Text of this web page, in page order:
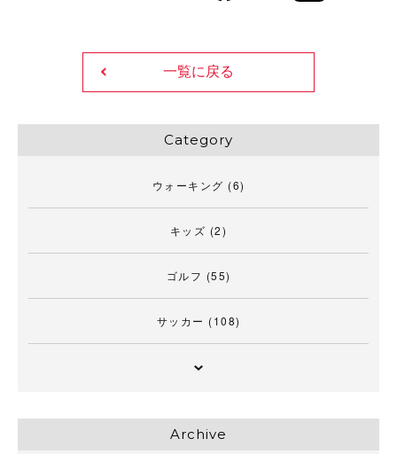
一覧に戻る
Category
ウォーキング (6)
キッズ (2)
ゴルフ (55)
サッカー (108)
Archive